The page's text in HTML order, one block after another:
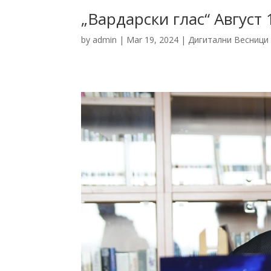
„Вардарски глас“ Август
by admin | Mar 19, 2024 | Дигитални Весници